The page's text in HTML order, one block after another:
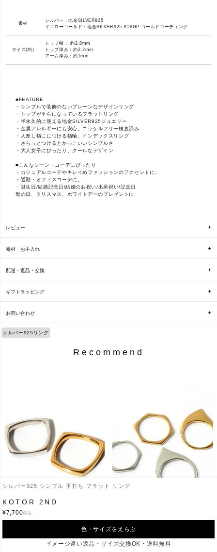
シルバー925 シンプル 平打ち フラット リング
KOTOR 2ND
¥7,700税込
色・サイズをえらぶ
イメージ違い返品・サイズ交換OK・送料無料
素材
シルバー：地金SILVER925
イエローゴールド：地金SILVER925 K18GP ゴールドコーティング
サイズ(約)
トップ幅： 約2.8mm
トップ厚み：約2.2mm
アーム厚み：約1mm
■FEATURE
・シンプルで装飾のないプレーンなデザインリング
・トップが平らになっているフラットリング
・半永久的に使える地金SILVER925ジュエリー
・金属アレルギーにも安心。ニッケルフリー検査済み
・人差し指ににつける指輪、インデックスリング
・さらっとつけるとかっこいいシンプルさ
・大人女子にぴったり、クールなデザイン
■こんなシーン・コーデにぴったり
・カジュアルコーデやキレイめファッションのアクセントに。
・通勤・オフィスコーデに。
・誕生日/結婚記念日/結婚のお祝い/出産祝い/記念日
母の日、クリスマス、ホワイトデーのプレゼントに
レビュー
素材・お手入れ
配送・返品・交換
ギフトラッピング
お問い合わせ
シルバー925リング
Recommend
EOLOU